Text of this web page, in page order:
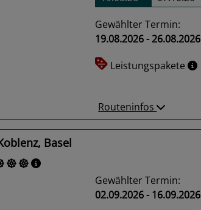
Gewählter Termin:
19.08.2026 - 26.08.2026
Leistungspakete
Routeninfos
Basel
Gewählter Termin:
02.09.2026 - 16.09.2026